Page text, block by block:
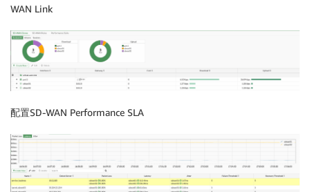
WAN Link
配置SD-WAN Performance SLA